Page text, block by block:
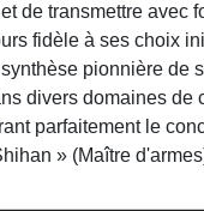
de transmettre avec
fidèle à ses choix
pionnière de
divers domaines de
parfaitement le
» (Maître